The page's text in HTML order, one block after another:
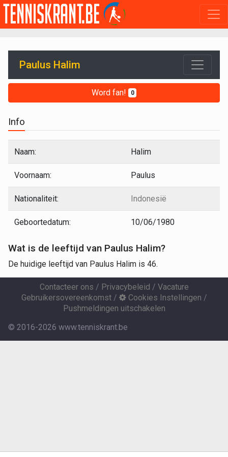
Paulus Halim
Word fan! 0
Info
Naam: Halim
Voornaam: Paulus
Nationaliteit: Indonesië
Geboortedatum: 10/06/1980
Wat is de leeftijd van Paulus Halim?
De huidige leeftijd van Paulus Halim is 46.
Contacteer ons / Privacybeleid / Vacature
Gebruikersovereenkomst/ Cookies Instellingen /
Pushmeldingen uitschakelen
© 2016-2026 www.tenniskrant.be